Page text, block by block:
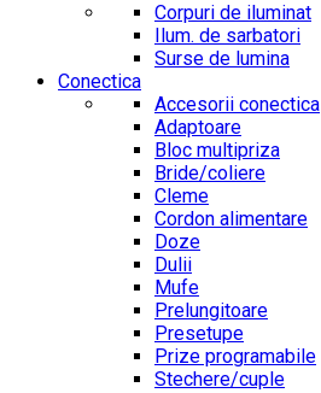
Corpuri de iluminat
Ilum. de sarbatori
Surse de lumina
Conectica
Accesorii conectica
Adaptoare
Bloc multipriza
Bride/coliere
Cleme
Cordon alimentare
Doze
Dulii
Mufe
Prelungitoare
Presetupe
Prize programabile
Stechere/cuple